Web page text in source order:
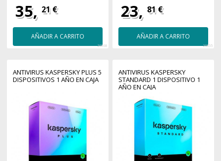
35, 21 €
AÑADIR A CARRITO
26868
23, 81 €
AÑADIR A CARRITO
26855
ANTIVIRUS KASPERSKY PLUS 5
DISPOSITIVOS 1 AÑO EN CAJA
ANTIVIRUS KASPERSKY
STANDARD 1 DISPOSITIVO 1
AÑO EN CAJA